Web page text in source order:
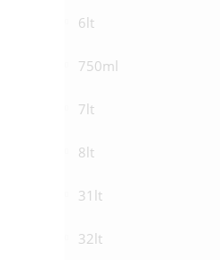
6lt
750ml
7lt
8lt
31lt
32lt